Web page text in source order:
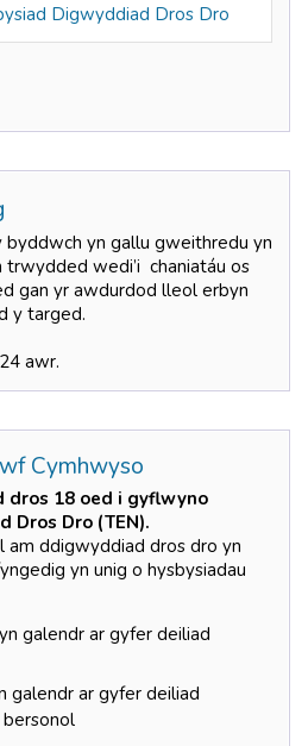
Digwyddiad Dros Dro
byddwch yn gallu gweithredu yn
trwydded wedi’i chaniatáu os
gan yr awdurdod lleol erbyn
y targed.
awr.
Cymhwyso
dros 18 oed i gyflwyno
Dros Dro (TEN).
am ddigwyddiad dros dro yn
yn unig o hysbysiadau
galendr ar gyfer deiliad
galendr ar gyfer deiliad